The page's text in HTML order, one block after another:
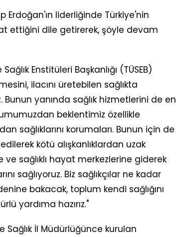
Erdoğan'ın liderliğinde Türkiye'nin
ettiğini dile getirerek, şöyle devam
Enstitüleri Başkanlığı (TÜSEB)
ilacını üretebilen sağlıkta
Bunun yanında sağlık hizmetlerini de en
beklentimiz özellikle
sağlıklarını korumaları. Bunun için de
kötü alışkanlıklardan uzak
sağlıklı hayat merkezlerine giderek
sağlıyoruz. Biz sağlıkçılar ne kadar
bakacak, toplum kendi sağlığını
yardıma hazırız."
İl Müdürlüğünce kurulan